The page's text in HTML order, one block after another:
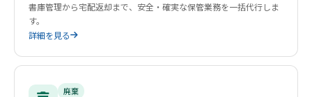
書庫管理から宅配返却まで、安全・確実な保管業務を一括代行しま
す。
詳細を見る
廃棄